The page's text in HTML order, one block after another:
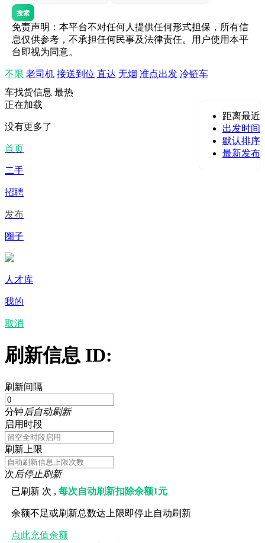
搜索
免责声明：本平台不对任何人提供任何形式担保，所有信
息仅供参考，不承担任何民事及法律责任。用户使用本平
台即视为同意。
不限 老司机 接送到位 直达 无烟 准点出发 冷链车
车找货信息 最热
距离最近
出发时间
默认排序
最新发布
正在加载
没有更多了
首页
二手
招聘
发布
圈子
人才库
我的
取消
刷新信息 ID:
刷新间隔
分钟后自动刷新
启用时段
刷新上限
次后停止刷新
已刷新 次 ,每次自动刷新扣除余额1元
余额不足或刷新总数达上限即停止自动刷新
点此充值余额